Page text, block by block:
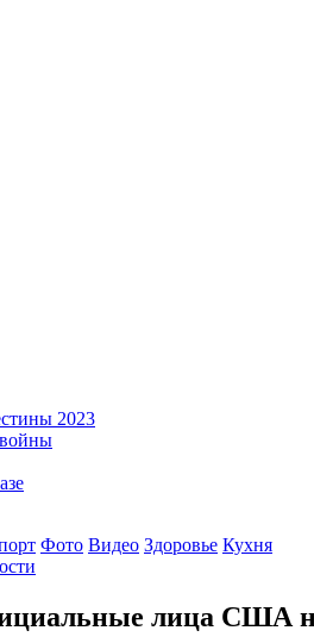
2023
Фото Видео Здоровье Кухня
лица США